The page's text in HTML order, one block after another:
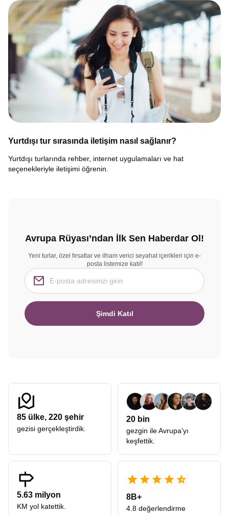
Yurtdışı tur sırasında iletişim nasıl sağlanır?
Yurtdışı turlarında rehber, internet uygulamaları ve hat
seçenekleriyle iletişimi öğrenin.
Avrupa Rüyası’ndan İlk Sen Haberdar Ol!
Yeni turlar, özel fırsatlar ve ilham verici seyahat içerikleri için e-
posta listemize katıl!
Şimdi Katıl
85 ülke, 220 şehir
gezisi gerçekleştirdik.
20 bin
gezgin ile Avrupa’yı
keşfettik.
5.63 milyon
KM yol katettik.
8B+
4.8 değerlendirme